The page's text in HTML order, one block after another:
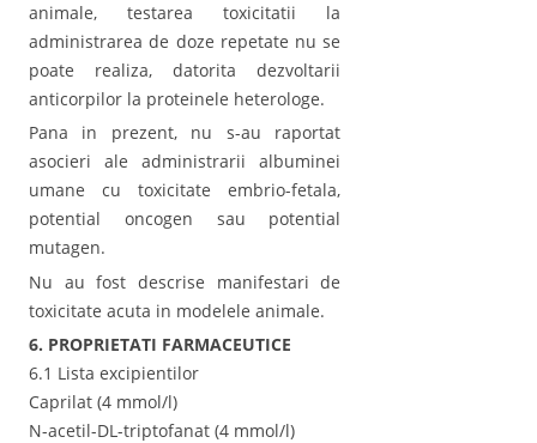
animale, testarea toxicitatii la
administrarea de doze repetate nu se
poate realiza, datorita dezvoltarii
anticorpilor la proteinele heterologe.
Pana in prezent, nu s-au raportat
asocieri ale administrarii albuminei
umane cu toxicitate embrio-fetala,
potential oncogen sau potential
mutagen.
Nu au fost descrise manifestari de
toxicitate acuta in modelele animale.
6. PROPRIETATI FARMACEUTICE
6.1 Lista excipientilor
Caprilat (4 mmol/l)
N-acetil-DL-triptofanat (4 mmol/l)